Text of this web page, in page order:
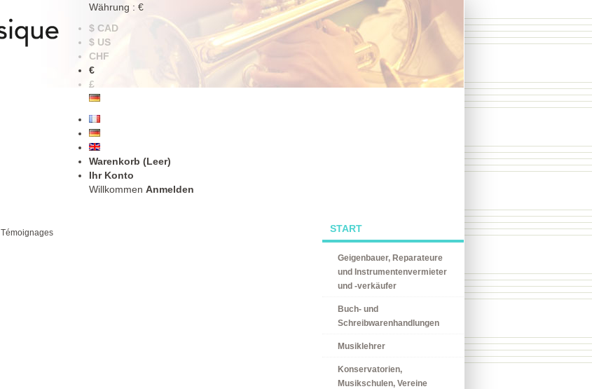
Währung : €
$ CAD
$ US
CHF
€
£
Warenkorb (Leer)
Ihr Konto
Willkommen Anmelden
Témoignages START
Geigenbauer, Reparateure
und Instrumentenvermieter
und -verkäufer
Buch- und
Schreibwarenhandlungen
Musiklehrer
Konservatorien,
Musikschulen, Vereine